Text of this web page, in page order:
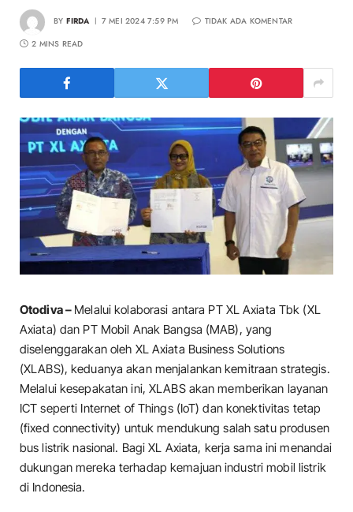
BY FIRDA 7 MEI 2024 7:59 PM
TIDAK ADA KOMENTAR
2 MINS READ
Otodiva – Melalui kolaborasi antara PT XL Axiata Tbk (XL
Axiata) dan PT Mobil Anak Bangsa (MAB), yang
diselenggarakan oleh XL Axiata Business Solutions
(XLABS), keduanya akan menjalankan kemitraan strategis.
Melalui kesepakatan ini, XLABS akan memberikan layanan
ICT seperti Internet of Things (IoT) dan konektivitas tetap
(fixed connectivity) untuk mendukung salah satu produsen
bus listrik nasional. Bagi XL Axiata, kerja sama ini menandai
dukungan mereka terhadap kemajuan industri mobil listrik
di Indonesia.